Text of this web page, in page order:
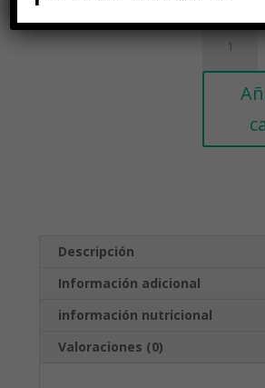
Pack
Verano
Fit
cantidad
Descripción
Información adicional
información nutricional
Valoraciones (0)